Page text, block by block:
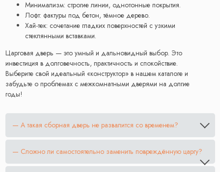
Минимализм: строгие линии, однотонные покрытия.
Лофт: фактуры под бетон, тёмное дерево.
Хай-тек: сочетание гладких поверхностей с узкими
стеклянными вставками.
Царговая дверь — это умный и дальновидный выбор. Это
инвестиция в долговечность, практичность и спокойствие.
Выберите свой идеальный «конструктор» в нашем каталоге и
забудьте о проблемах с межкомнатными дверями на долгие
годы!
— А такая сборная дверь не развалится со временем?
— Сложно ли самостоятельно заменить повреждённую царгу?